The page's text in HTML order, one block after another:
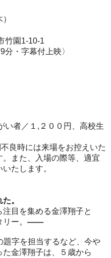
園1-10-1
・字幕付上映〉
い者／１,２００円、高校生
良時には来場をお控えいた
また、入場の際等、適宜
たします。
。
目を集める金澤翔子と
ー。 ――
題字を担当するなど、今や
金澤翔子は、５歳から